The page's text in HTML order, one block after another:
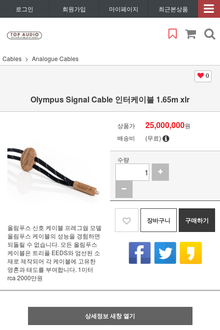
로그인 회원가입 마이페이지 최근본상품
Cables Analogue Cables
0
Olympus Signal Cable 인터케이블 1.65m xlr
올림푸스 신호 케이블 프레그쉅 모델
올림푸스 케이블의 성능을 경험하면
되돌릴 수 없습니다. 모든 올림푸스
케이블은 트리플 EEDS와 엄선된 소
재로 제작되어 각 케이블에 고유한
영혼과 태도를 부여합니다. 1미터
rca 2000만원
상품가 25,000,000원
배송비
(무료)
수량
장바구니 구매하기
상세정보 새창 열기